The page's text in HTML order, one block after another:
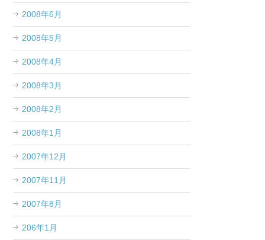
2008年6月
2008年5月
2008年4月
2008年3月
2008年2月
2008年1月
2007年12月
2007年11月
2007年8月
206年1月